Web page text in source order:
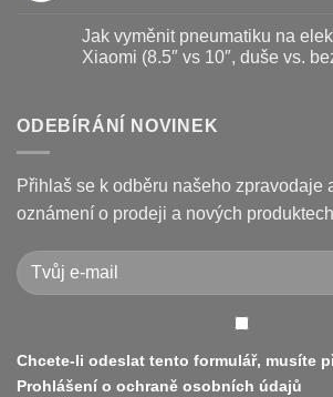
na
koloběžce
poruchy
koloběžek
Kugoo
opravit
textu
s
displeje
Xiaomi
Pro
a
jak
je
Jak vyměnit pneumatiku na
Xiaomi (8.5″ vs 10″, duše vs.
textu
s
vyměnit
pneumatiku
na
elektrokoloběžce
(8.5″
vs
10″,
duše
ODEBÍRÁNÍ NOVINEK
Přihlaš se k odběru našeho zpravodaje
oznámení o prodeji a nových
Chcete-li odeslat tento formulář, musíte
Prohlášení o ochraně osobních údajů